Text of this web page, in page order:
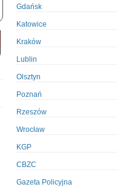
Gdańsk
Katowice
Kraków
Lublin
Olsztyn
Poznań
Rzeszów
Wrocław
KGP
CBZC
Gazeta Policyjna